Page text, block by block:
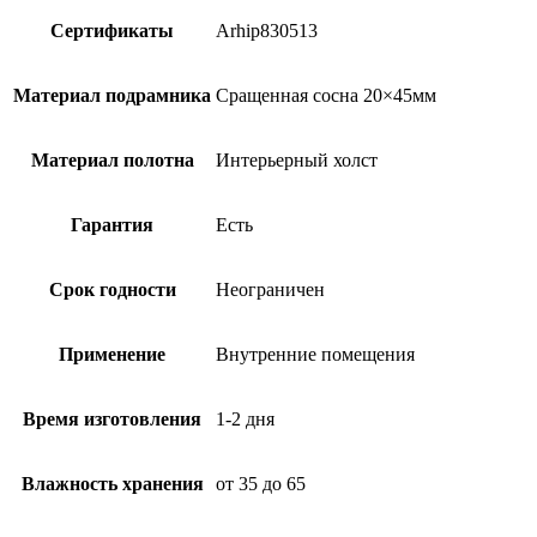
Сертификаты Arhip830513
Материал подрамника Сращенная сосна 20×45мм
Материал полотна Интерьерный холст
Гарантия Есть
Срок годности Неограничен
Применение Внутренние помещения
Время изготовления 1-2 дня
Влажность хранения от 35 до 65